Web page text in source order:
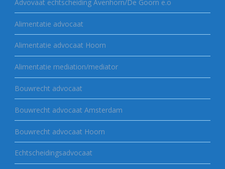
Advovaat echtscheiding Avenhorn/De Goorn e.o
Alimentatie advocaat
Alimentatie advocaat Hoorn
Alimentatie mediation/mediator
Bouwrecht advocaat
Bouwrecht advocaat Amsterdam
Bouwrecht advocaat Hoorn
Echtscheidingsadvocaat